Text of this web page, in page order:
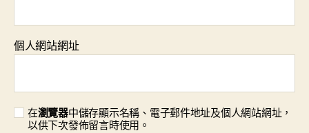
個人網站網址
在瀏覽器中儲存顯示名稱、電子郵件地址及個人網站網址，
以供下次發佈留言時使用。